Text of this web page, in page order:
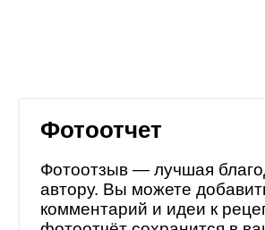
Фотоотчет
Фотоотзыв — лучшая
автору. Вы можете
комментарий и идеи к